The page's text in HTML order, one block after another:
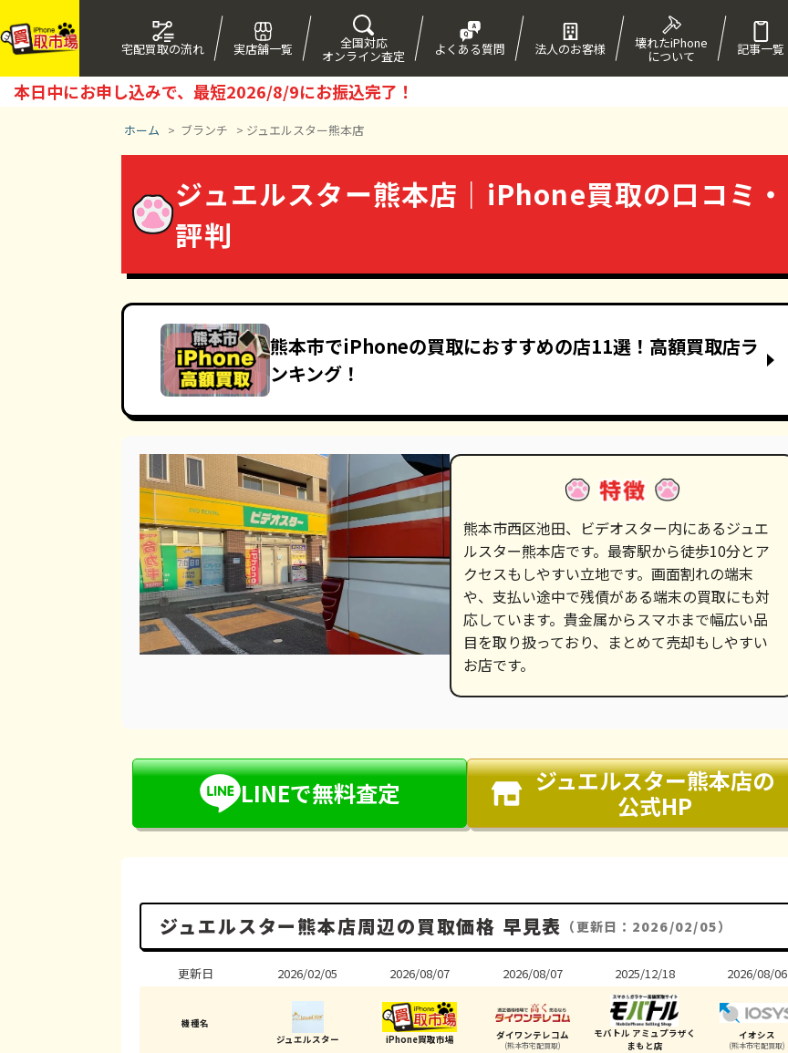
宅配買取の流れ 実店舗一覧 全国対応
オンライン査定 よくある質問 法人のお客様 壊れたiPhone
について 記事一覧
本日中にお申し込みで、最短2026/8/9にお振込完了！
ホーム > ブランチ > ジュエルスター熊本店
ジュエルスター熊本店｜iPhone買取の口コミ・
評判
熊本市でiPhoneの買取におすすめの店11選！高額買取店ラ
ンキング！
熊本市西区池田、ビデオスター内にあるジュエ
ルスター熊本店です。最寄駅から徒歩10分とア
クセスもしやすい立地です。画面割れの端末
や、支払い途中で残債がある端末の買取にも対
応しています。貴金属からスマホまで幅広い品
目を取り扱っており、まとめて売却もしやすい
お店です。
LINEで無料査定 ジュエルスター熊本店の
公式HP
ジュエルスター熊本店周辺の買取価格 早見表 （更新日：2026/02/05）
更新日
機種名
2026/02/05
ジュエルスター
2026/08/07
iPhone買取市場
2026/08/07
ダイワンテレコム
(熊本市宅配買取)
2025/12/18
モバトル アミュプラザく
まもと店
2026/08/06
イオシス
(熊本市宅配買取)